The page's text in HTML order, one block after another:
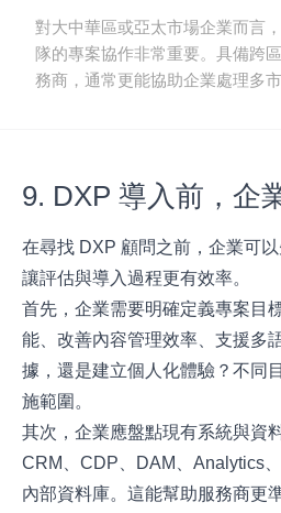
對大中華區或亞太市場企業而言
隊的專案協作非常重要。具備跨
務商，通常更能協助企業處理多
9. DXP 導入前，企
在尋找 DXP 顧問之前，企業可
讓評估與導入過程更有效率。
首先，企業需要明確定義專案目
能、改善內容管理效率、支援多
據，還是建立個人化體驗？不同
施範圍。
其次，企業應盤點現有系統與資
CRM、CDP、DAM、Analytics
內部資料庫。這能幫助服務商更